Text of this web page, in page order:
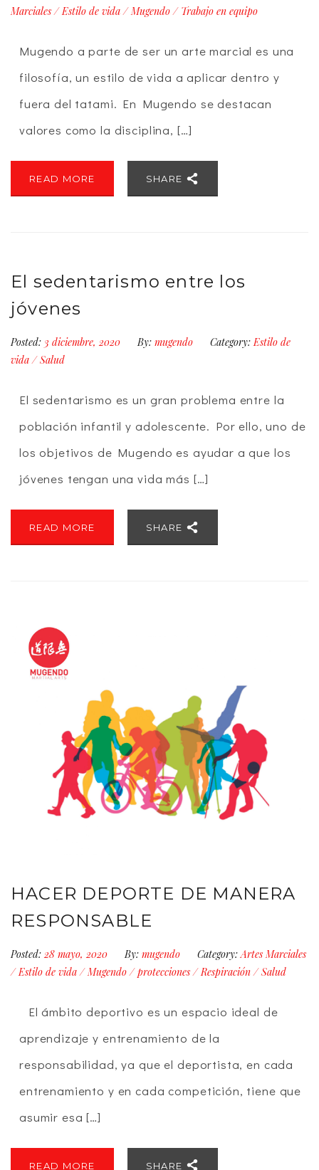
Marciales/Estilo de vida/Mugendo/ Trabajo en equipo
Mugendo a parte de ser un arte marcial es una
filosofía, un estilo de vida a aplicar dentro y
fuera del tatami. En Mugendo se destacan
valores como la disciplina, […]
READ MORE SHARE
El sedentarismo entre los
jóvenes
Posted: 3 diciembre, 2020 By: mugendo Category: Estilo de
vida/Salud
El sedentarismo es un gran problema entre la
población infantil y adolescente. Por ello, uno de
los objetivos de Mugendo es ayudar a que los
jóvenes tengan una vida más […]
READ MORE SHARE
HACER DEPORTE DE MANERA
RESPONSABLE
Posted: 28 mayo, 2020 By: mugendo Category: Artes Marciales
/Estilo de vida/Mugendo/protecciones/Respiración/Salud
El ámbito deportivo es un espacio ideal de
aprendizaje y entrenamiento de la
responsabilidad, ya que el deportista, en cada
entrenamiento y en cada competición, tiene que
asumir esa […]
READ MORE SHARE